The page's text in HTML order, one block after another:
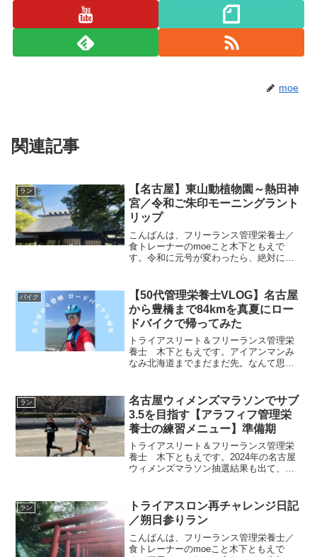
moe
関連記事
ラン
【名古屋】東山動植物園～熱田神
宮／令和ご朱印モーニングラント
リップ
こんばんは、フリーランス管理栄養士／
食トレーナーのmoeこと木下ともえで
す。令和に元号が変わったら、絶対に実
て、令和のご朱印をいただいてきまし
た。【名古屋】東山動植物園...
バイク
【50代管理栄養士VLOG】名古屋
から豊橋まで84kmを真夏にロー
ドバイクで帰ってみた
トライアスリート＆フリーランス管理栄
養士 木下ともえです。アイアンマンみ
なみ北海道までまだまだ先。なんて思っ
種目のなかで一番足りていない練習が外
でバイクに乗ること。限...
ラン
名古屋ウィメンズマラソンでサブ
3.5を目指す【アラフィフ管理栄
養士の練習メニュー】準備期
トライアスリート＆フリーランス管理栄
養士 木下ともえです。2024年の名古屋
ウィメンズマラソン抽選結果も出て、名
にトレーニング計画も立案し、走り始め
ました。この記事では...
ラン
トライアスロン再チャレンジ日記
／朔日参りラン
こんばんは、フリーランス管理栄養士／
食トレーナーのmoeこと木下ともえで